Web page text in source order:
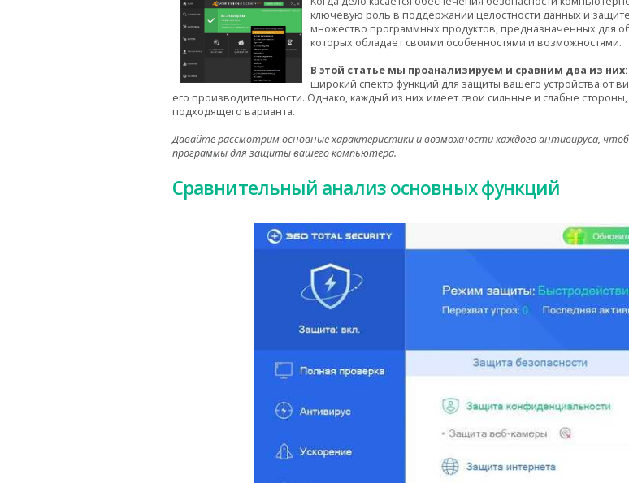
ключевую роль в поддержании целостности данных и
множество программных продуктов, предназначенных для
которых обладает своими особенностями и возможностями.
В этой статье мы проанализируем и сравним два из
широкий спектр функций для защиты вашего устройства от
его производительности. Однако, каждый из них имеет свои сильные и слабые
подходящего варианта.
Давайте рассмотрим основные характеристики и возможности каждого антивируса,
программы для защиты вашего компьютера.
Сравнительный анализ основных функций